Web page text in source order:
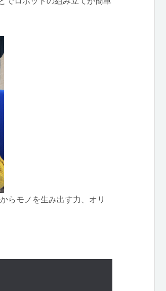
らモノを生み出す力、オリ